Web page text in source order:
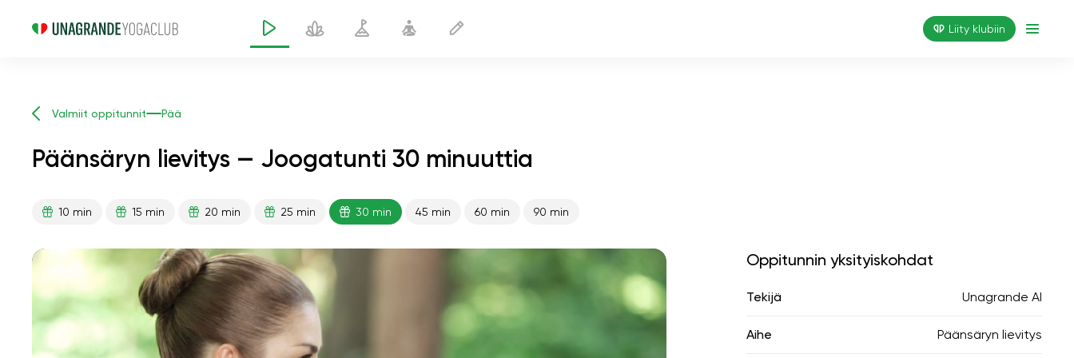
Liity klubiin
Valmiit oppitunnit Pää
Päänsäryn lievitys — Joogatunti 30 minuuttia
10 min 15 min 20 min 25 min 30 min 45 min 60 min 90 min
Oppitunnin yksityiskohdat
Tekijä Unagrande AI
Aihe Päänsäryn lievitys